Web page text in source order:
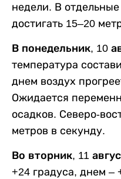
недели. В
достигать 15–20
В понедельник, 10
температура
днем воздух
Ожидается
осадков. Северо-
метров в секунду.
Во вторник, 11
+24 градуса, днем –